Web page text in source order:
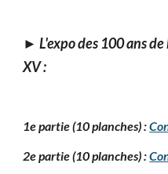
► L'expo des 100 ans
XV :
1e partie (10 planches) :
2e partie (10 planches) :